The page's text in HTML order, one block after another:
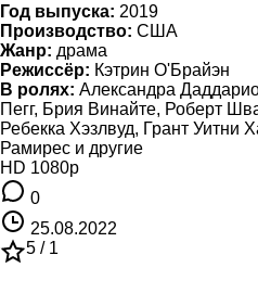
Год выпуска: 2019
Производство: США
Жанр: драма
Режиссёр: Кэтрин О'Брайэн
В ролях: Александра
Пегг, Брия Винайте, Роберт
Ребекка Хэзлвуд, Грант
Рамирес и другие
HD 1080p
0
25.08.2022
5 / 1